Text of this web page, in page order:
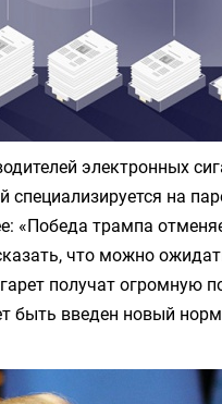
электронных
специализируется на
«Победа трампа
что можно
получат огромную
быть введен новый